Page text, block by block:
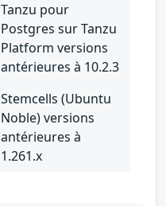
Tanzu pour
Postgres sur Tanzu
Platform versions
antérieures à 10.2.3
Stemcells (Ubuntu
Noble) versions
antérieures à
1.261.x